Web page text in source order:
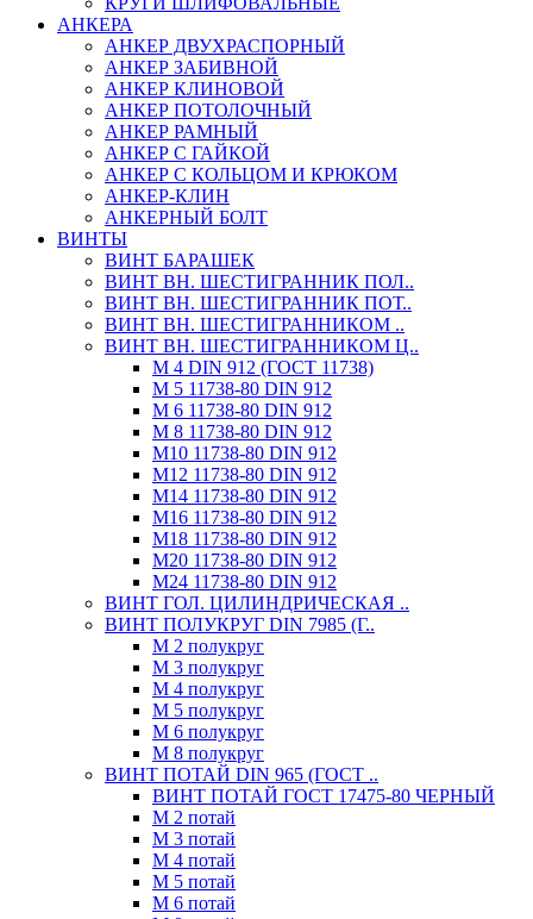
АНКЕРА
АНКЕР ДВУХРАСПОРНЫЙ
АНКЕР ЗАБИВНОЙ
АНКЕР КЛИНОВОЙ
АНКЕР ПОТОЛОЧНЫЙ
АНКЕР РАМНЫЙ
АНКЕР С ГАЙКОЙ
АНКЕР С КОЛЬЦОМ И КРЮКОМ
АНКЕР-КЛИН
АНКЕРНЫЙ БОЛТ
ВИНТЫ
ВИНТ БАРАШЕК
ВИНТ ВН. ШЕСТИГРАННИК ПОЛ..
ВИНТ ВН. ШЕСТИГРАННИК ПОТ..
ВИНТ ВН. ШЕСТИГРАННИКОМ ..
ВИНТ ВН. ШЕСТИГРАННИКОМ Ц..
М 4 DIN 912 (ГОСТ 11738)
М 5 11738-80 DIN 912
М 6 11738-80 DIN 912
М 8 11738-80 DIN 912
М10 11738-80 DIN 912
М12 11738-80 DIN 912
М14 11738-80 DIN 912
М16 11738-80 DIN 912
М18 11738-80 DIN 912
М20 11738-80 DIN 912
М24 11738-80 DIN 912
ВИНТ ГОЛ. ЦИЛИНДРИЧЕСКАЯ ..
ВИНТ ПОЛУКРУГ DIN 7985 (Г..
М 2 полукруг
М 3 полукруг
М 4 полукруг
М 5 полукруг
М 6 полукруг
М 8 полукруг
ВИНТ ПОТАЙ DIN 965 (ГОСТ ..
ВИНТ ПОТАЙ ГОСТ 17475-80 ЧЕРНЫЙ
М 2 потай
М 3 потай
М 4 потай
М 5 потай
М 6 потай